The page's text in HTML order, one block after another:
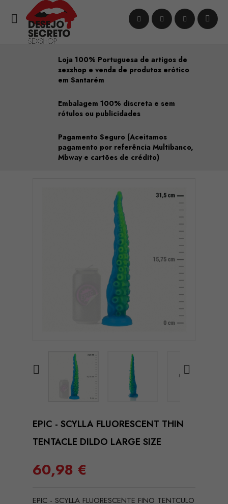

Loja 100% Portuguesa de artigos de
sexshop e venda de produtos erótico
em Santarém
Embalagem 100% discreta e sem
rótulos ou publicidades
Pagamento Seguro (Aceitamos
pagamento por referência Multibanco,
Mbway e cartões de crédito)
 
EPIC - SCYLLA FLUORESCENT THIN
TENTACLE DILDO LARGE SIZE
60,98 €
EPIC - SCYLLA FLUORESCENTE FINO TENTCULO